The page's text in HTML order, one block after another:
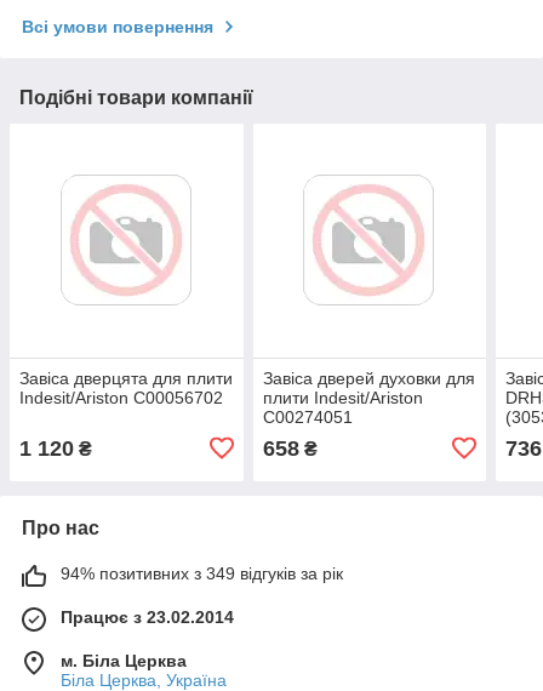
Всі умови повернення
Подібні товари компанії
Завіса дверцята для плити
Indesit/Ariston C00056702
1 120 ₴
Завіса дверей духовки для
плити Indesit/Ariston
С00274051
658₴ 736
Про нас
94% позитивних з 349 відгуків за рік
Працює з 23.02.2014
м. Біла Церква
Біла Церква, Україна